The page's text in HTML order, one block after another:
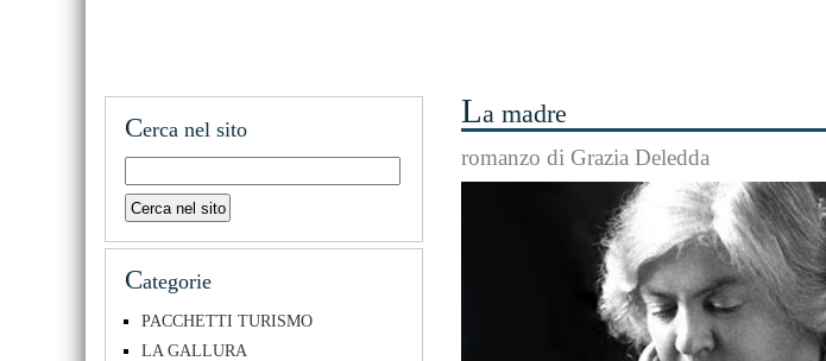
La madre
romanzo di Grazia Deledda
Cerca nel sito
Categorie
PACCHETTI TURISMO
LA GALLURA